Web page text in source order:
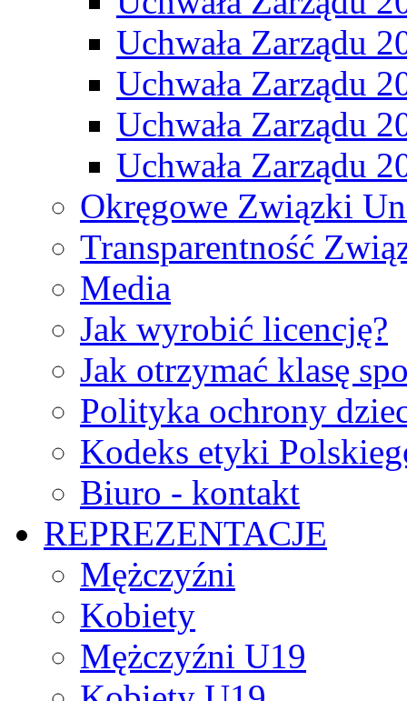
Uchwała Zarządu
Uchwała Zarządu
Uchwała Zarządu
Uchwała Zarządu
Okręgowe Związki
Transparentność
Media
Jak wyrobić licencję?
Jak otrzymać klasę
Polityka ochrony
Kodeks etyki
Biuro - kontakt
REPREZENTACJE
Mężczyźni
Kobiety
Mężczyźni U19